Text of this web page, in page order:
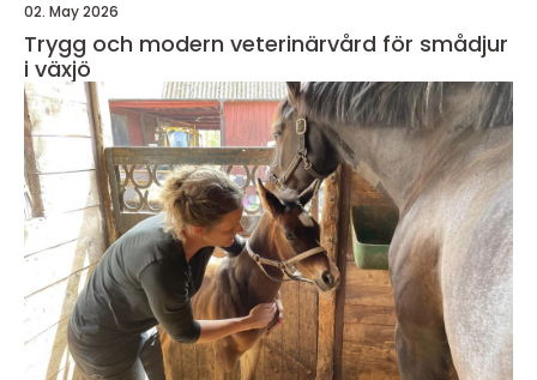
02. May 2026
Trygg och modern veterinärvård för smådjur
i växjö